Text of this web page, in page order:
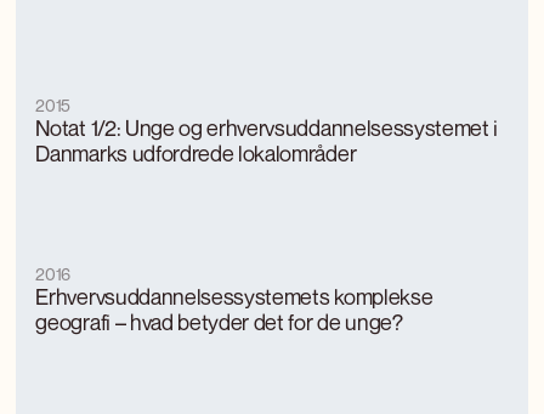
Notat 1/2: Unge og erhvervsuddannelsessystemet i
Danmarks udfordrede lokalområder
2015
Erhvervsuddannelsessystemets komplekse
geografi – hvad betyder det for de unge?
2016